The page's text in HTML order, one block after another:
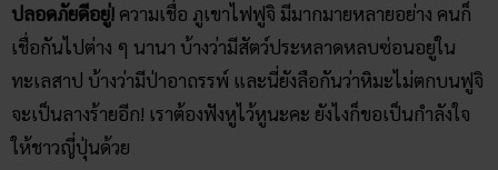
ให้ชาวญี่ปุ่นด้วย
สุดท้ายใครที่อยากเสริมดวง ต้อนรับปี 2564 อย่าลืมอ่านบทความ
ruayข้างล่างนี้ด้วยนะ แอดมินคนงามรวบรวมเคล็ดลับเสริมดวง
มาให้แล้วจ้าาา